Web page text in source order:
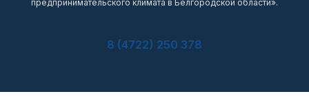
предпринимательского климата в Белгородской области».
8 (4722) 250 378